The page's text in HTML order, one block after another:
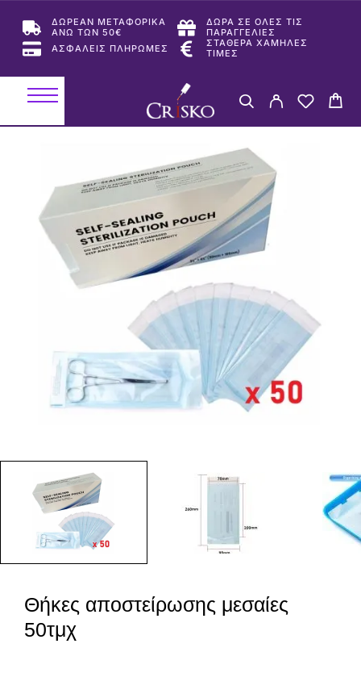
ΔΩΡΕΑΝ ΜΕΤΑΦΟΡΙΚΑ
ΑΝΩ ΤΩΝ 50€
ΔΩΡΑ ΣΕ ΟΛΕΣ ΤΙΣ
ΠΑΡΑΓΓΕΛΙΕΣ
ΑΣΦΑΛΕΙΣ ΠΛΗΡΩΜΕΣ
ΣΤΑΘΕΡΑ ΧΑΜΗΛΕΣ
ΤΙΜΕΣ
Θήκες αποστείρωσης μεσαίες
50τμχ